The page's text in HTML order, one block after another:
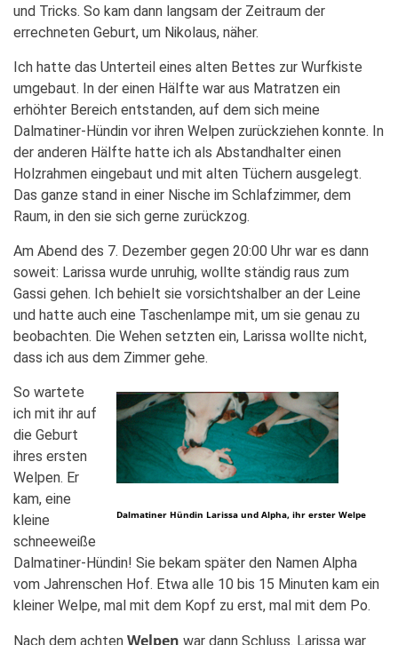
und Tricks. So kam dann langsam der Zeitraum der
errechneten Geburt, um Nikolaus, näher.
Ich hatte das Unterteil eines alten Bettes zur Wurfkiste
umgebaut. In der einen Hälfte war aus Matratzen ein
erhöhter Bereich entstanden, auf dem sich meine
Dalmatiner-Hündin vor ihren Welpen zurückziehen konnte. In
der anderen Hälfte hatte ich als Abstandhalter einen
Holzrahmen eingebaut und mit alten Tüchern ausgelegt.
Das ganze stand in einer Nische im Schlafzimmer, dem
Raum, in den sie sich gerne zurückzog.
Am Abend des 7. Dezember gegen 20:00 Uhr war es dann
soweit: Larissa wurde unruhig, wollte ständig raus zum
Gassi gehen. Ich behielt sie vorsichtshalber an der Leine
und hatte auch eine Taschenlampe mit, um sie genau zu
beobachten. Die Wehen setzten ein, Larissa wollte nicht,
dass ich aus dem Zimmer gehe.
Dalmatiner Hündin Larissa und Alpha, ihr erster Welpe
So wartete
ich mit ihr auf
die Geburt
ihres ersten
Welpen. Er
kam, eine
kleine
schneeweiße
Dalmatiner-Hündin! Sie bekam später den Namen Alpha
vom Jahrenschen Hof. Etwa alle 10 bis 15 Minuten kam ein
kleiner Welpe, mal mit dem Kopf zu erst, mal mit dem Po.
Nach dem achten Welpen war dann Schluss. Larissa war